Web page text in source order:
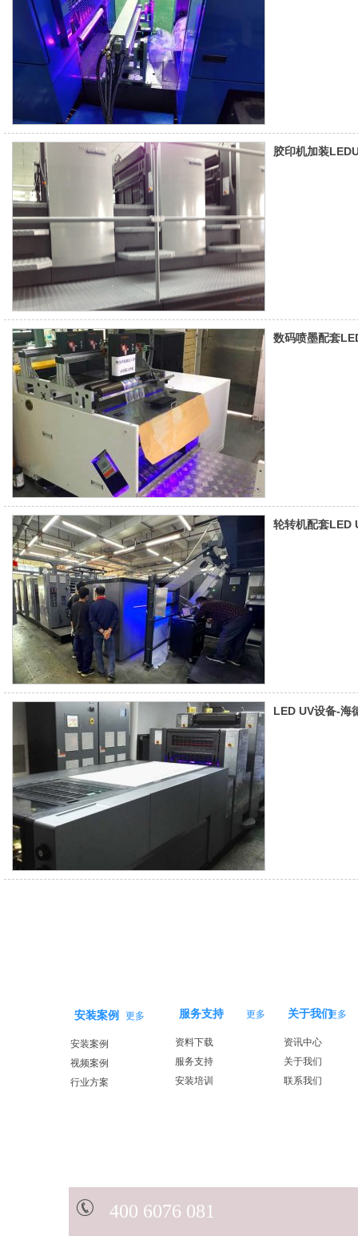
胶印机加装
数码喷墨​​​配套
轮转机配套LED
LED UV设备-海
400 6076 081
安装案例 更多
安装案例
视频案例
行业方案
服务支持 更多
资料下载
服务支持
安装培训
关于我们更多
资讯中心
关于我们
联系我们